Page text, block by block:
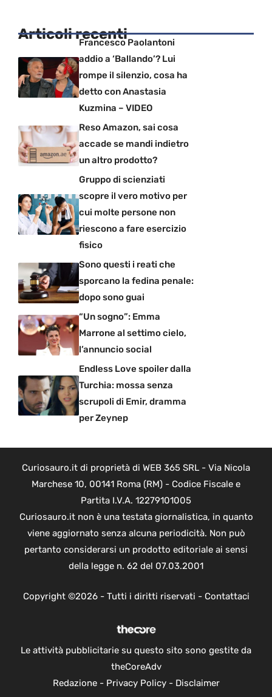
Articoli recentiFrancesco Paolantoni
addio a ‘Ballando’? Lui
rompe il silenzio, cosa ha
detto con Anastasia
Kuzmina – VIDEO
Reso Amazon, sai cosa
accade se mandi indietro
un altro prodotto?
Gruppo di scienziati
scopre il vero motivo per
cui molte persone non
riescono a fare esercizio
fisico
Sono questi i reati che
sporcano la fedina penale:
dopo sono guai
“Un sogno”: Emma
Marrone al settimo cielo,
l’annuncio social
Endless Love spoiler dalla
Turchia: mossa senza
scrupoli di Emir, dramma
per Zeynep
Curiosauro.it di proprietà di WEB 365 SRL - Via Nicola
Marchese 10, 00141 Roma (RM) - Codice Fiscale e
Partita I.V.A. 12279101005
Curiosauro.it non è una testata giornalistica, in quanto
viene aggiornato senza alcuna periodicità. Non può
pertanto considerarsi un prodotto editoriale ai sensi
della legge n. 62 del 07.03.2001
Copyright ©2026 - Tutti i diritti riservati - Contattaci
Le attività pubblicitarie su questo sito sono gestite da
theCoreAdv
Redazione- Privacy Policy- Disclaimer